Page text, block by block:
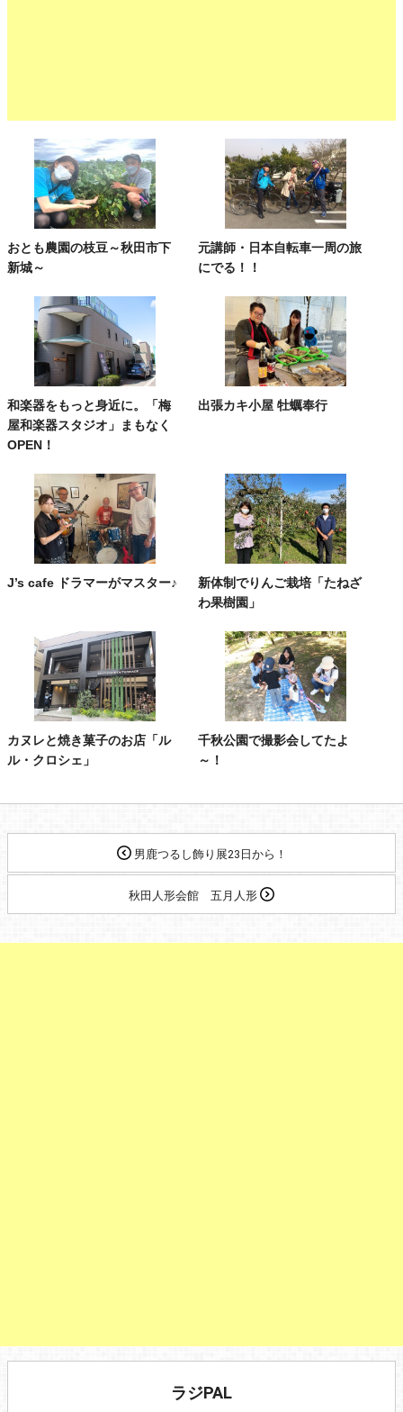
おとも農園の枝豆～秋田市下
新城～
元講師・日本自転車一周の旅
にでる！！
和楽器をもっと身近に。「梅
屋和楽器スタジオ」まもなく
OPEN！
出張カキ小屋 牡蠣奉行
J’s cafe ドラマーがマスター♪
新体制でりんご栽培「たねざ
わ果樹園」
カヌレと焼き菓子のお店「ル
ル・クロシェ」
千秋公園で撮影会してたよ
～！
男鹿つるし飾り展23日から！
秋田人形会館 五月人形
ラジPAL